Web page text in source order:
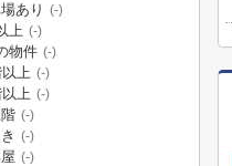
あり (-)
上 (-)
物件 (-)
以上 (-)
上 (-)
(-)
(-)
(-)